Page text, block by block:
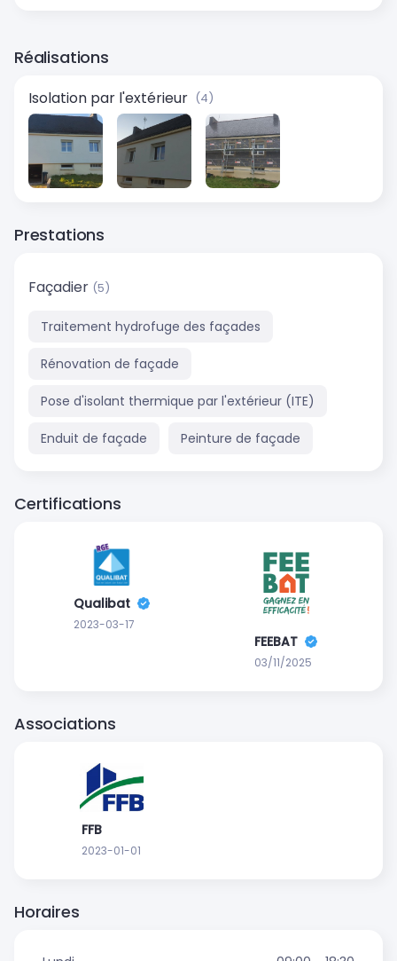
Réalisations
Isolation par l'extérieur (4)
Prestations
Façadier (5)
Traitement hydrofuge des façades
Rénovation de façade
Pose d'isolant thermique par l'extérieur (ITE)
Enduit de façade Peinture de façade
Certifications
Qualibat
2023-03-17
FEEBAT
03/11/2025
Associations
FFB
2023-01-01
Horaires